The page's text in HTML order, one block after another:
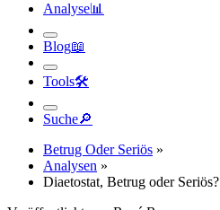
Analyse📊︎
Blog📖︎
Tools🛠︎
Suche🔎︎
Betrug Oder Seriös »
Analysen »
Diaetostat, Betrug oder Seriös?